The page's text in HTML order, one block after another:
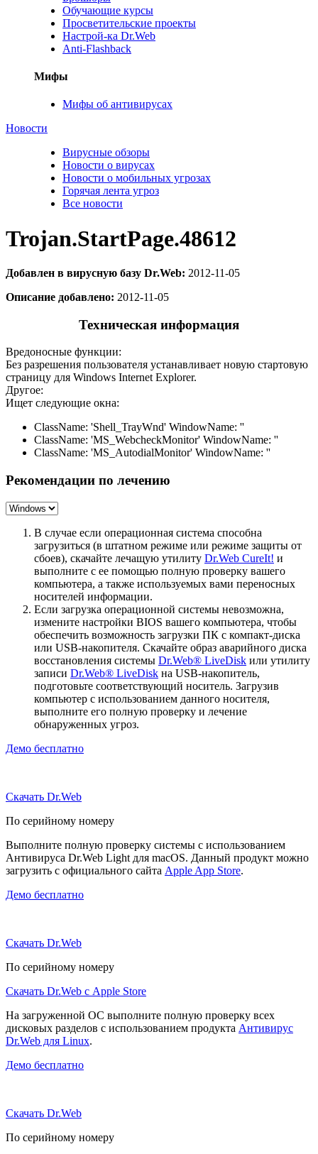
Обучающие курсы
Просветительские проекты
Настрой-ка Dr.Web
Anti-Flashback
Мифы
Мифы об антивирусах
Новости
Вирусные обзоры
Новости о вирусах
Новости о мобильных угрозах
Горячая лента угроз
Все новости
Trojan.StartPage.48612
Добавлен в вирусную базу Dr.Web: 2012-11-05
Описание добавлено: 2012-11-05
Техническая информация
Вредоносные функции:
Без разрешения пользователя устанавливает новую стартовую
страницу для Windows Internet Explorer.
Другое:
Ищет следующие окна:
ClassName: 'Shell_TrayWnd' WindowName: ''
ClassName: 'MS_WebcheckMonitor' WindowName: ''
ClassName: 'MS_AutodialMonitor' WindowName: ''
Рекомендации по лечению
В случае если операционная система способна
загрузиться (в штатном режиме или режиме защиты от
сбоев), скачайте лечащую утилиту Dr.Web CureIt! и
выполните с ее помощью полную проверку вашего
компьютера, а также используемых вами переносных
носителей информации.
Если загрузка операционной системы невозможна,
измените настройки BIOS вашего компьютера, чтобы
обеспечить возможность загрузки ПК с компакт-диска
или USB-накопителя. Скачайте образ аварийного диска
восстановления системы Dr.Web® LiveDisk или утилиту
записи Dr.Web® LiveDisk на USB-накопитель,
подготовьте соответствующий носитель. Загрузив
компьютер с использованием данного носителя,
выполните его полную проверку и лечение
обнаруженных угроз.
Демо бесплатно
Скачать Dr.Web
По серийному номеру
Выполните полную проверку системы с использованием
Антивируса Dr.Web Light для macOS. Данный продукт можно
загрузить с официального сайта Apple App Store.
Демо бесплатно
Скачать Dr.Web
По серийному номеру
Скачать Dr.Web с Apple Store
На загруженной ОС выполните полную проверку всех
дисковых разделов с использованием продукта Антивирус
Dr.Web для Linux.
Демо бесплатно
Скачать Dr.Web
По серийному номеру